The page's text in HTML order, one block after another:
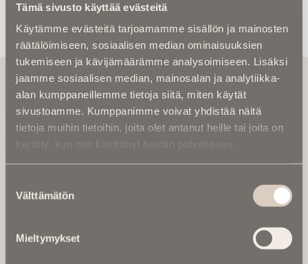
Tämä sivusto käyttää evästeitä
Käytämme evästeitä tarjoamamme sisällön ja mainosten
räätälöimiseen, sosiaalisen median ominaisuuksien
tukemiseen ja kävijämäärämme analysoimiseen. Lisäksi
jaamme sosiaalisen median, mainosalan ja analytiikka-
alan kumppaneillemme tietoja siitä, miten käytät
sivustoamme. Kumppanimme voivat yhdistää näitä
tietoja muihin tietoihin, joita olet antanut heille tai joita on
kerätty, kun olet käyttänyt heidän palvelujaan.
valinta
Välttämätön
Mieltymykset
Tilaa uutiskirje - Pääset heti parhaiden
artikkelien pariin!
Kirjoita alle sähköpostiosoitteesi niin saat kaksi kertaa
kuukaudessa Ikuisuusmedian uutiskirjeen ja varmistat,
Uutiskirje on maksuton eikä se velvoita mihinkään.
Kirjoita tähän sähköpostiosoite, johon haluat uutiskirjeen